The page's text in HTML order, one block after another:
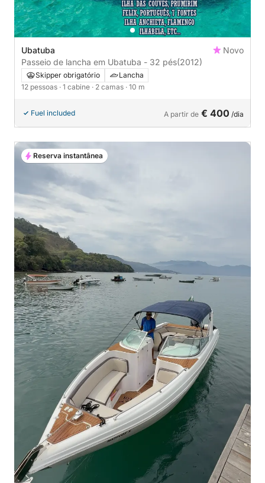
Ubatuba
Novo
Passeio de lancha em Ubatuba - 32 pés(2012)
Skipper obrigatório
Lancha
12 pessoas · 1 cabine · 2 camas · 10 m
Fuel included A partir de € 400 /dia
Reserva instantânea